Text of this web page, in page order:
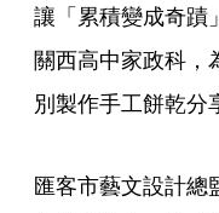
讓「累積變成奇蹟
關西高中家政科，
別製作手工餅乾分
匯客市藝文設計總